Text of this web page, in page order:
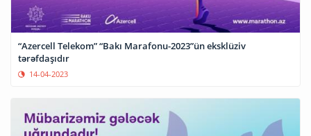
“Azercell Telekom” “Bakı Marafonu-2023”ün eksklüziv
tərəfdaşıdır
14-04-2023